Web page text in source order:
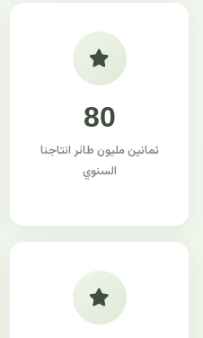
80
ثمانين مليون طائر انتاجنا
السنوي